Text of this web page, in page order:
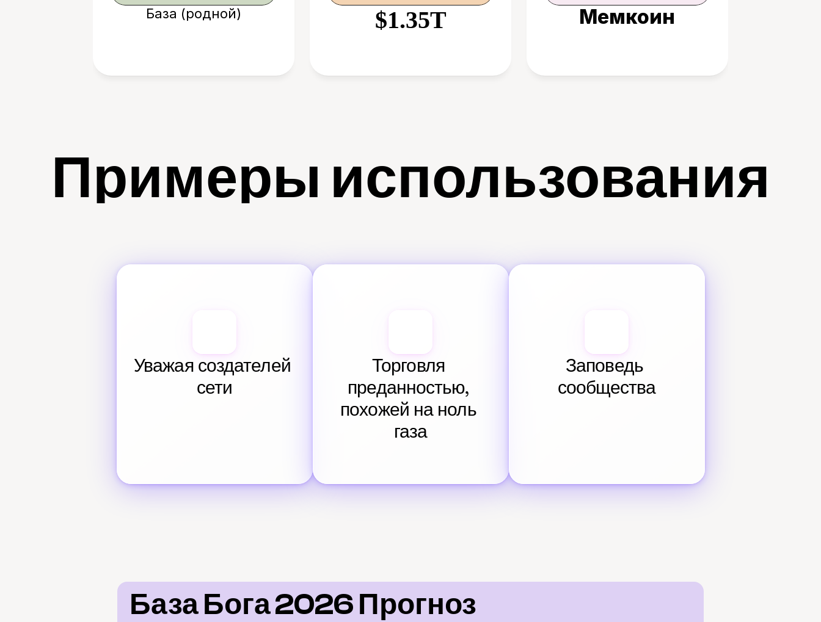
База (родной) $1.35T Мемкоин
Примеры использования
Уважая создателей
сети
Торговля
преданностью,
похожей на ноль
газа
Заповедь
сообщества
База Бога 2026 Прогноз